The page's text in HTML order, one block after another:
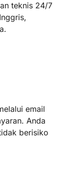
teknis 24/7
email
Anda
berisiko